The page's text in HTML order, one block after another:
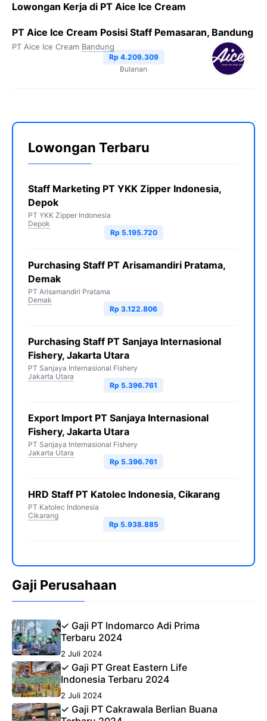
Lowongan Kerja di PT Aice Ice Cream
PT Aice Ice Cream Posisi Staff Pemasaran, Bandung
PT Aice Ice Cream Bandung
Rp 4.209.309
Bulanan
Lowongan Terbaru
Staff Marketing PT YKK Zipper Indonesia,
Depok
PT YKK Zipper Indonesia
Depok
Rp 5.195.720
Purchasing Staff PT Arisamandiri Pratama,
Demak
PT Arisamandiri Pratama
Demak
Rp 3.122.806
Purchasing Staff PT Sanjaya Internasional
Fishery, Jakarta Utara
PT Sanjaya Internasional Fishery
Jakarta Utara
Rp 5.396.761
Export Import PT Sanjaya Internasional
Fishery, Jakarta Utara
PT Sanjaya Internasional Fishery
Jakarta Utara
Rp 5.396.761
HRD Staff PT Katolec Indonesia, Cikarang
PT Katolec Indonesia
Cikarang
Rp 5.938.885
Gaji Perusahaan
✓ Gaji PT Indomarco Adi Prima
Terbaru 2024
2 Juli 2024
✓ Gaji PT Great Eastern Life
Indonesia Terbaru 2024
2 Juli 2024
✓ Gaji PT Cakrawala Berlian Buana